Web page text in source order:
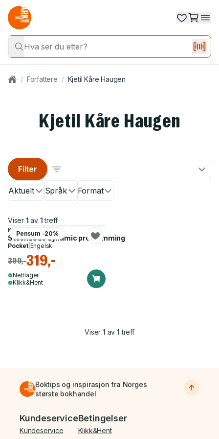
/ Forfattere / Kjetil Kåre Haugen
Kjetil Kåre Haugen
Aktuelt Språk Format
Filter
Viser 1 av 1 treff
Pensum -20%
Kjetil Kåre Haugen
Stochastic dynamic programming
Pocket| Engelsk
399,-319,-
Nettlager
Klikk&Hent
Viser1 av 1 treff
Boktips og inspirasjon fra Norges
største bokhandel
Bunnmeny
Kundeservice
Kundeservice
Betingelser
Klikk&Hent